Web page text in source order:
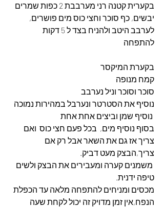
בקערית קטנה רני מערבבת 2 כפות שמרים
יבשים, כף סוכר וחצי כוס מים פושרים,
לערבב היטב ולהניח בצד ל 5 דקות
להתפחה
בקערת המיקסר
קמח מנופה
סוכר וסוכר וניל נערבב
נוסיף את הסטרטר ונערבל במהירות נמוכה
בסוף נוסיף מים,  בכל פעם חצי כוס  ואם
צריך אז גם את השאר אבל רק אם
צריך,הבצק מעט דביק.
משמנים קערה ומעבירים את הבצק ולשים
טיפה ידנית.
מכסים ומניחים להתפחה מלאה עד הכפלת
הנפח,אין זמן מדויק זה יכול לקחת שעה